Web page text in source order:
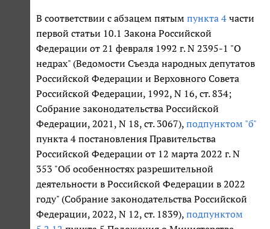
В соответствии с абзацем пятым пункта 4 части
первой статьи 10.1 Закона Российской
Федерации от 21 февраля 1992 г. N 2395-1 "О
недрах" (Ведомости Съезда народных депутатов
Российской Федерации и Верховного Совета
Российской Федерации, 1992, N 16, ст. 834;
Собрание законодательства Российской
Федерации, 2021, N 18, ст. 3067), подпунктом "б"
пункта 4 постановления Правительства
Российской Федерации от 12 марта 2022 г. N
353 "Об особенностях разрешительной
деятельности в Российской Федерации в 2022
году" (Собрание законодательства Российской
Федерации, 2022, N 12, ст. 1839), подпунктом